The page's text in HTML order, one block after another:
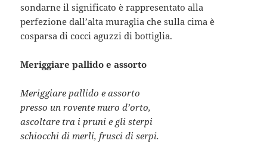
sondarne il significato è rappresentato alla
perfezione dall’alta muraglia che sulla cima è
cosparsa di cocci aguzzi di bottiglia.
Meriggiare pallido e assorto
Meriggiare pallido e assorto
presso un rovente muro d’orto,
ascoltare tra i pruni e gli sterpi
schiocchi di merli, frusci di serpi.